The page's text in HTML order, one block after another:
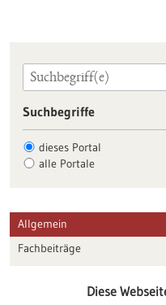
Suchbegriffe
dieses Portal
alle Portale
Allgemein
Fachbeiträge
VeranstaltungenDiese